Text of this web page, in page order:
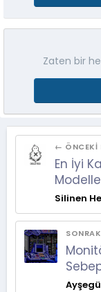
Zaten bir
← ÖNCEKI
En İyi
Silinen